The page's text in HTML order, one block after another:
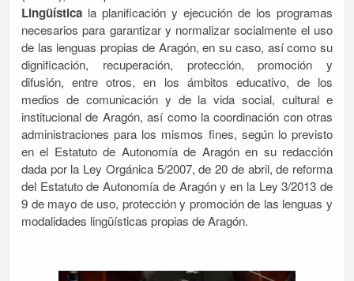
Lingüística la planificación y ejecución de los programas
necesarios para garantizar y normalizar socialmente el uso
de las lenguas propias de Aragón, en su caso, así como su
dignificación, recuperación, protección, promoción y
difusión, entre otros, en los ámbitos educativo, de los
medios de comunicación y de la vida social, cultural e
institucional de Aragón, así como la coordinación con otras
administraciones para los mismos fines, según lo previsto
en el Estatuto de Autonomía de Aragón en su redacción
dada por la Ley Orgánica 5/2007, de 20 de abril, de reforma
del Estatuto de Autonomía de Aragón y en la Ley 3/2013 de
9 de mayo de uso, protección y promoción de las lenguas y
modalidades lingüísticas propias de Aragón.